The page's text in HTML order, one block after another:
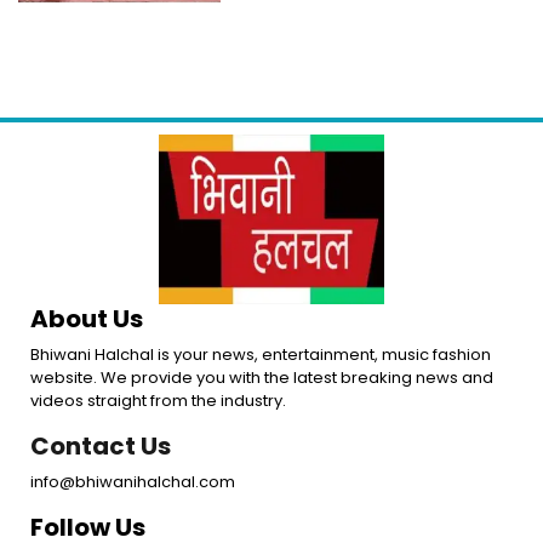
About Us
Bhiwani Halchal is your news, entertainment, music fashion
website. We provide you with the latest breaking news and
videos straight from the industry.
Contact Us
info@bhiwanihalchal.com
Follow Us